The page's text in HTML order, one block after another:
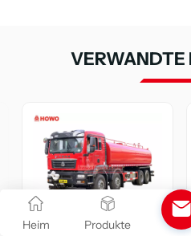
VERWANDTE
HOWO Multifunktions-
Heim Produkte